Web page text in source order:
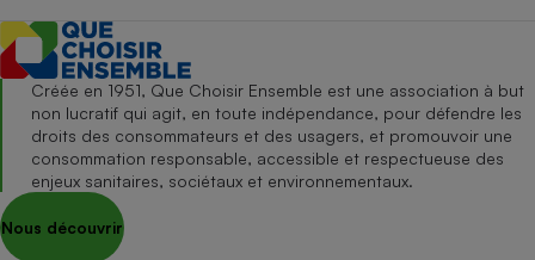
Créée en 1951, Que Choisir Ensemble est une association à but
non lucratif qui agit, en toute indépendance, pour défendre les
droits des consommateurs et des usagers, et promouvoir une
consommation responsable, accessible et respectueuse des
enjeux sanitaires, sociétaux et environnementaux.
Nous découvrir